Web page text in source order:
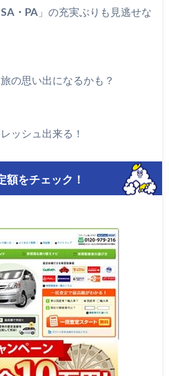
SA・PA 」の充実ぶりも見逃せな
の思い出になるかも？
ッシュ出来る！
額をチェック！